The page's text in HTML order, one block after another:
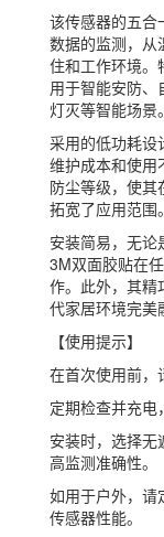
该传感器的五合
数据的监测，从
住和工作环境。
用于智能安防、
灯灭等智能场景。
采用的低功耗设
维护成本和使用
防尘等级，使其
拓宽了应用范围。
安装简易，无论
3M双面胶贴在
作。此外，其精
代家居环境完美
【使用提示】
在首次使用前，
定期检查并充电
安装时，选择
高监测准确性。
如用于户外，请
传感器性能。